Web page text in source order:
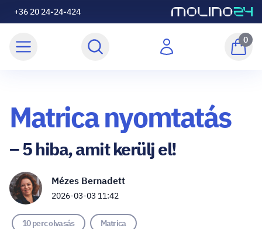
+36 20 24-24-424
0
Matrica nyomtatás
– 5 hiba, amit kerülj el!
Mézes Bernadett
2026-03-03 11:42
10 perc olvasás Matrica